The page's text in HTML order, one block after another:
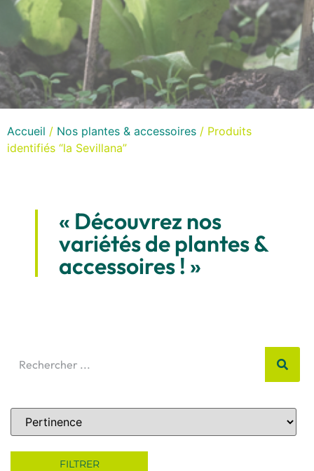
Accueil / Nos plantes & accessoires / Produits
identifiés “la Sevillana”
« Découvrez nos
variétés de plantes &
accessoires ! »
Sort Products
FILTRER